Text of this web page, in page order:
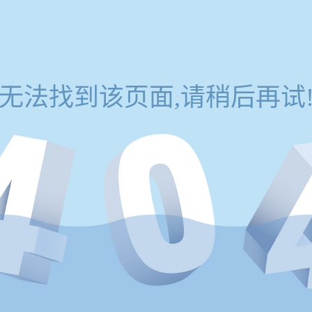
法找到该页面,请稍后再试